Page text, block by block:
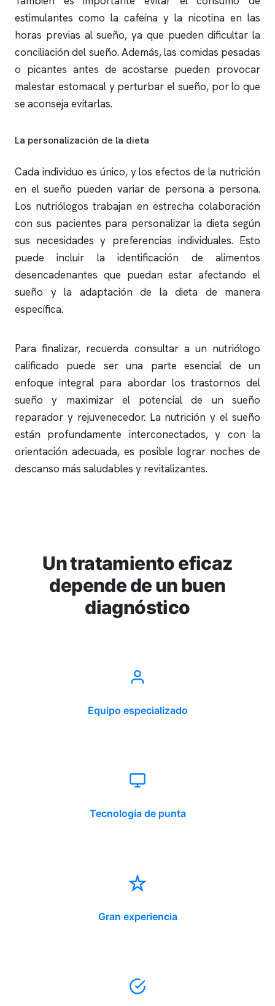
estimulantes como la cafeína y la nicotina en las
horas previas al sueño, ya que pueden dificultar la
conciliación del sueño. Además, las comidas pesadas
o picantes antes de acostarse pueden provocar
malestar estomacal y perturbar el sueño, por lo que
se aconseja evitarlas.
La personalización de la dieta
Cada individuo es único, y los efectos de la nutrición
en el sueño pueden variar de persona a persona.
Los nutriólogos trabajan en estrecha colaboración
con sus pacientes para personalizar la dieta según
sus necesidades y preferencias individuales. Esto
puede incluir la identificación de alimentos
desencadenantes que puedan estar afectando el
sueño y la adaptación de la dieta de manera
específica.
Para finalizar, recuerda consultar a un nutriólogo
calificado puede ser una parte esencial de un
enfoque integral para abordar los trastornos del
sueño y maximizar el potencial de un sueño
reparador y rejuvenecedor. La nutrición y el sueño
están profundamente interconectados, y con la
orientación adecuada, es posible lograr noches de
descanso más saludables y revitalizantes.
Un tratamiento eficaz
depende de un buen
diagnóstico
Equipo especializado
Tecnología de punta
Gran experiencia